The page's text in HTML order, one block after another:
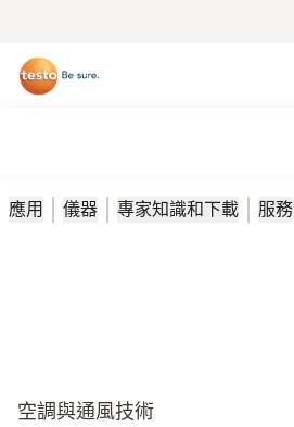
應用 儀器 專家知識和下載 服務
空調與通風技術